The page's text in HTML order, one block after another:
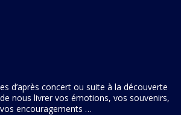
d’après concert ou suite à la découverte
nous livrer vos émotions, vos souvenirs,
vos encouragements …